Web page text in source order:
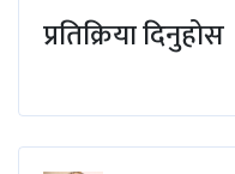
प्रतिक्रिया दिनुहोस